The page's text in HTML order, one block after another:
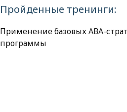
Пройденные тренинги:
Применение базовых АВА-
программы